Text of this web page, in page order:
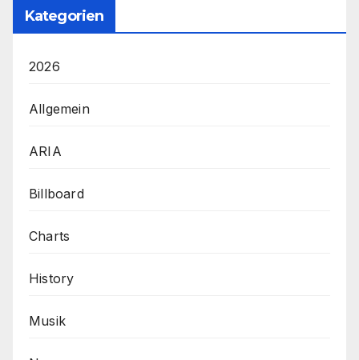
Kategorien
2026
Allgemein
ARIA
Billboard
Charts
History
Musik